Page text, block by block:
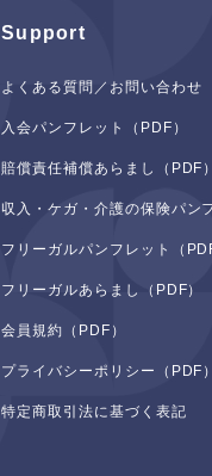
Support
よくある質問／お問い合わせ
入会パンフレット（PDF）
賠償責任補償あらまし（PDF）
収入・ケガ・介護の保険パン
フリーガルパンフレット（
フリーガルあらまし（PDF）
会員規約（PDF）
プライバシーポリシー（PDF）
特定商取引法に基づく表記